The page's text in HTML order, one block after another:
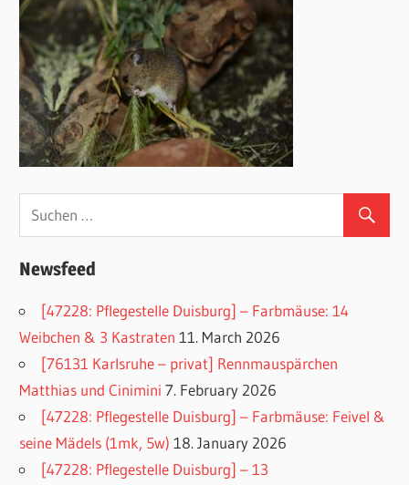
Newsfeed
[47228: Pflegestelle Duisburg] – Farbmäuse: 14
Weibchen & 3 Kastraten 11. March 2026
[76131 Karlsruhe – privat] Rennmauspärchen
Matthias und Cinimini 7. February 2026
[47228: Pflegestelle Duisburg] – Farbmäuse: Feivel &
seine Mädels (1mk, 5w) 18. January 2026
[47228: Pflegestelle Duisburg] – 13